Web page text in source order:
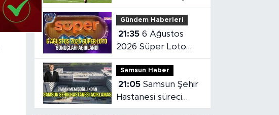
0 mağlup etti
Gündem Haberleri
21:35 6 Ağustos
2026 Süper Loto
sonuçları açıklandı
Samsun Haber
21:05 Samsun Şehir
Hastanesi süreci
masaya yatırıldı